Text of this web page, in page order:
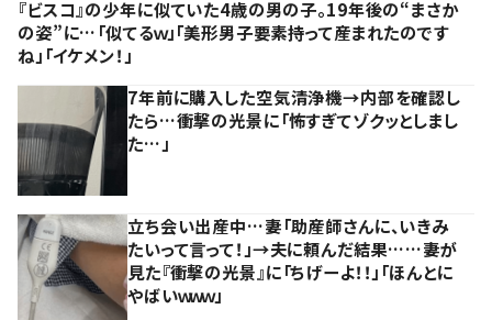
『ビスコ』の少年に似ていた4歳の男の子。19年後の“まさか
の姿”に…「似てるｗ」「美形男子要素持って産まれたのです
ね」「イケメン！」
7年前に購入した空気清浄機→内部を確認し
たら…衝撃の光景に「怖すぎてゾクッとしまし
た…」
立ち会い出産中…妻「助産師さんに、いきみ
たいって言って！」→夫に頼んだ結果……妻が
見た『衝撃の光景』に「ちげーよ！！」「ほんとに
やばいｗｗｗ」